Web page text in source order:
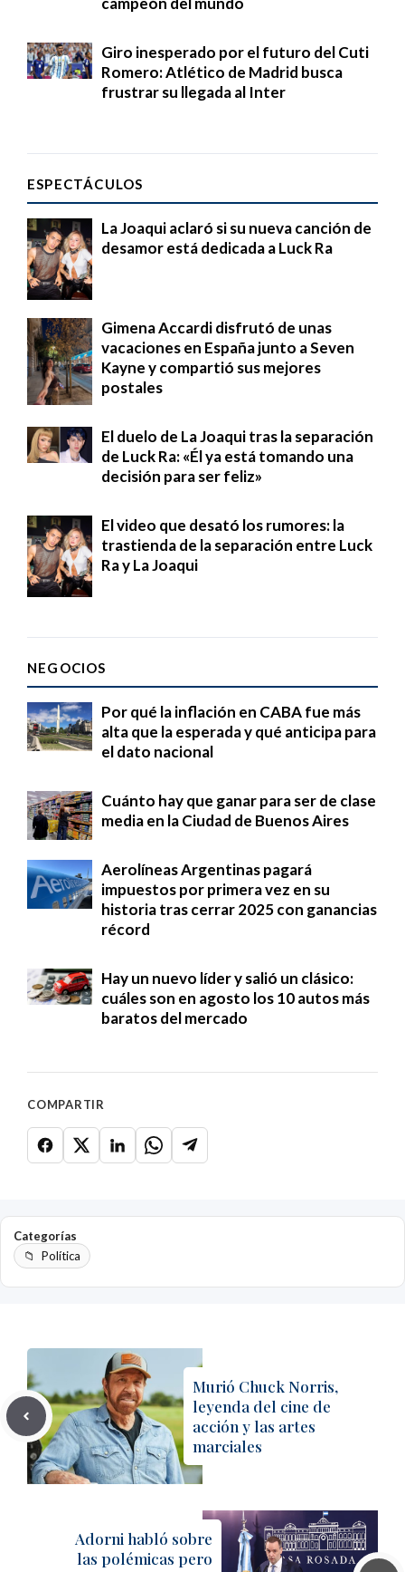
Giro inesperado por el futuro del Cuti
Romero: Atlético de Madrid busca
frustrar su llegada al Inter
ESPECTÁCULOS
La Joaqui aclaró si su nueva canción de
desamor está dedicada a Luck Ra
Gimena Accardi disfrutó de unas
vacaciones en España junto a Seven
Kayne y compartió sus mejores
postales
El duelo de La Joaqui tras la separación
de Luck Ra: «Él ya está tomando una
decisión para ser feliz»
El video que desató los rumores: la
trastienda de la separación entre Luck
Ra y La Joaqui
NEGOCIOS
Por qué la inflación en CABA fue más
alta que la esperada y qué anticipa para
el dato nacional
Cuánto hay que ganar para ser de clase
media en la Ciudad de Buenos Aires
Aerolíneas Argentinas pagará
impuestos por primera vez en su
historia tras cerrar 2025 con ganancias
récord
Hay un nuevo líder y salió un clásico:
cuáles son en agosto los 10 autos más
baratos del mercado
COMPARTIR
Categorías
Política
Murió Chuck Norris,
leyenda del cine de
acción y las artes
marciales
Adorni habló sobre
las polémicas pero